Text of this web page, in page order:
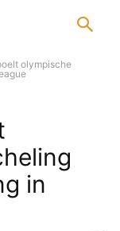
olympische
in